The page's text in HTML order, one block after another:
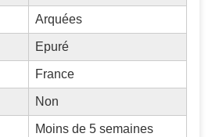
Arquées
Epuré
France
Non
Moins de 5 semaines